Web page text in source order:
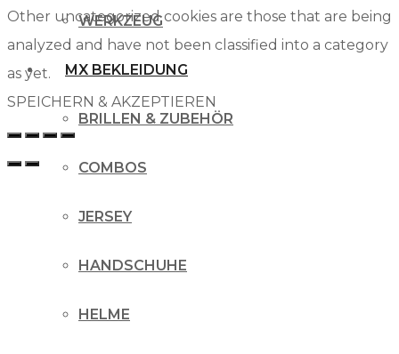
WERKZEUG
MX BEKLEIDUNG
BRILLEN & ZUBEHÖR
COMBOS
JERSEY
HANDSCHUHE
HELME
Other uncategorized cookies are those that are being
analyzed and have not been classified into a category
as yet.
SPEICHERN & AKZEPTIEREN